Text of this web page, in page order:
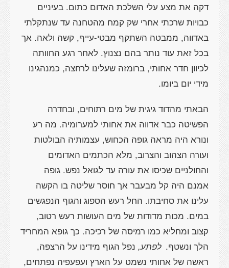
דקה את מצע עלי השלכת האדום כתום. בעיניים
כבויות שרכתי אחרי שק קמח מהטחנה עד שנתקלתי
באדווה, ממבטה השתקף מבטי-עייף, קשה ולאה. אך
בכל זאת עוד נותר בהם נצנוץ. לאחר רגע החוותה
לכיוון חדר אחותי, ברומזה שעלינו לרחצה, כמנהגינו
מידי יום ביומו.
הבאתי מהדוד גיגית של מים רתוחים, ובחדרה
הפשיטה כבר אדווה את אחותי למערומיה. מה רע
ונורא היה מראה גופה הכחוש, עצמותיה הבולטות
ועורה הצהוב והצרוב, מלא הכתמים האדומים
והחולניים שכיסו את עורה עד לגואל נפש. גופה
אמנם היה קל מבעבר אך חוסר שליטה בו הקשה
עלינו את סחיבתו. החל רעש הספוג והגוף הנפגשים
במים. מכות מדודות של מים העושות רעש רטוב,
קצוב ומחליא כמו רמיסה של רכיכה. כך גופא המחריד
הלך ונשטף. לפתע, נפל הגוף מידינו על הרצפה,
ראשה של אחותי נשמט על הארץ ועפעפיה נפתחים,